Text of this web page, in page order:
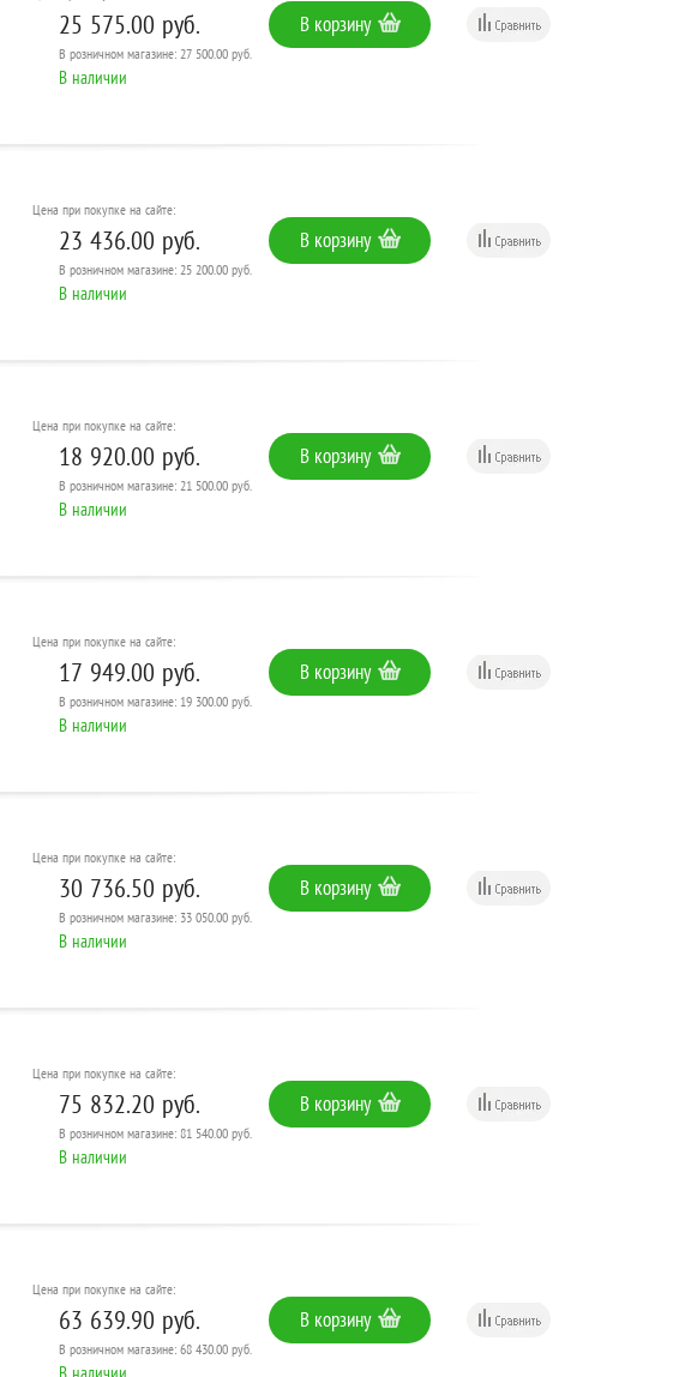
25 575.00 руб.
В розничном магазине: 27 500.00 руб.
В наличии
В корзину
Цена при покупке на сайте:
23 436.00 руб.
В розничном магазине: 25 200.00 руб.
В наличии
В корзину
Цена при покупке на сайте:
18 920.00 руб.
В розничном магазине: 21 500.00 руб.
В наличии
В корзину
Цена при покупке на сайте:
17 949.00 руб.
В розничном магазине: 19 300.00 руб.
В наличии
В корзину
Цена при покупке на сайте:
30 736.50 руб.
В розничном магазине: 33 050.00 руб.
В наличии
В корзину
Цена при покупке на сайте:
75 832.20 руб.
В розничном магазине: 81 540.00 руб.
В наличии
В корзину
Цена при покупке на сайте:
63 639.90 руб.
В розничном магазине: 68 430.00 руб.
В корзину